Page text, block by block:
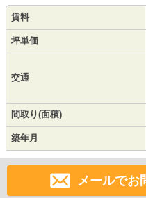
賃料
坪単価
交通
間取り(面積)
築年月
メールでお